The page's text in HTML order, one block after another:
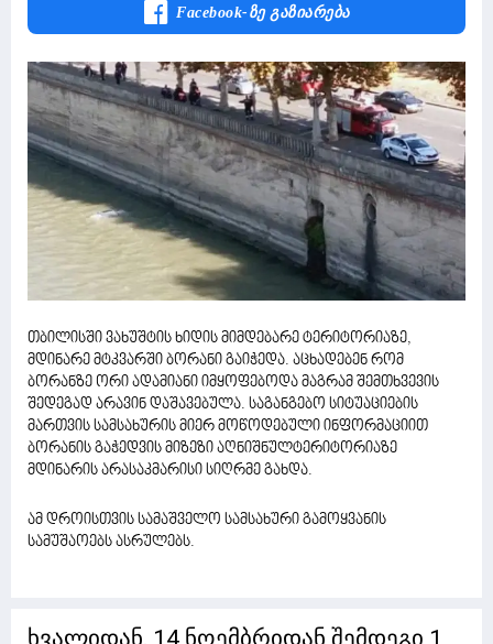
Facebook-Ზე Გაზიარება
თბილისში ვახუშტის ხიდის მიმდებარე ტერიტორიაზე,
მდინარე მტკვარში ბორანი გაიჭედა. აცხადებენ რომ
ბორანზე ორი ადამიანი იმყოფებოდა მაგრამ შემთხვევის
შედეგად არავინ დაშავებულა. საგანგებო სიტუაციების
მართვის სამსახურის მიერ მოწოდებული ინფორმაციით
ბორანის გაჭედვის მიზეზი აღნიშნულტერიტორიაზე
მდინარის არასაკმარისი სიღრმე გახდა.
ამ დროისთვის სამაშველო სამსახური გამოყვანის
სამუშაოებს ასრულებს.